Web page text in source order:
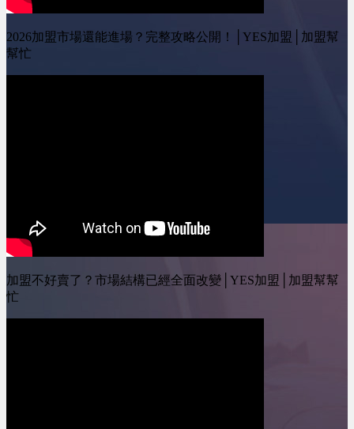
按讚我的Instagram專頁：
https://www.instagram.com/yesone_ally/
2026加盟市場還能進場？完整攻略公開！│YES加盟│加盟幫
幫忙
加盟不好賣了？市場結構已經全面改變│YES加盟│加盟幫幫
忙